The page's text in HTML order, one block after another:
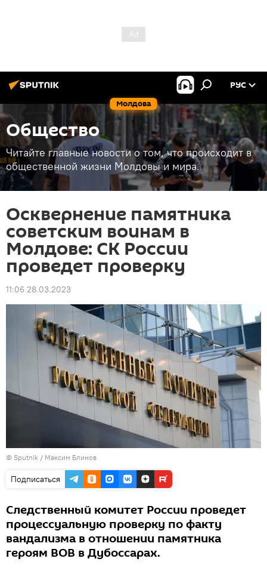
Молдова
РУС
Общество
Читайте главные новости о том, что происходит в
общественной жизни Молдовы и мира.
Осквернение памятника
советским воинам в
Молдове: СК России
проведет проверку
11:06 28.03.2023
© Sputnik / Максим Блинов
Подписаться
Следственный комитет России проведет
процессуальную проверку по факту
вандализма в отношении памятника
героям ВОВ в Дубоссарах.